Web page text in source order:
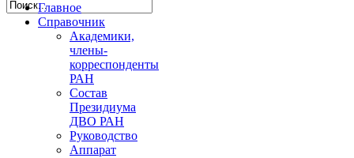
Главное
Справочник
Академики,
члены-
корреспонденты
РАН
Состав
Президиума
ДВО РАН
Руководство
Аппарат